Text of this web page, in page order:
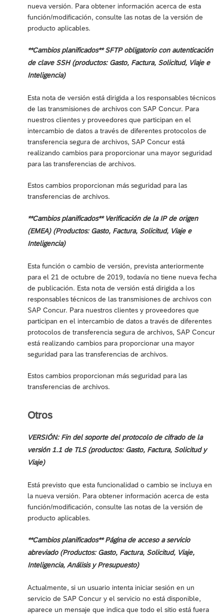
nueva versión. Para obtener información acerca de esta
función/modificación, consulte las notas de la versión de
producto aplicables.
**Cambios planificados** SFTP obligatorio con autenticación
de clave SSH (productos: Gasto, Factura, Solicitud, Viaje e
Inteligencia)
Esta nota de versión está dirigida a los responsables técnicos
de las transmisiones de archivos con SAP Concur. Para
nuestros clientes y proveedores que participan en el
intercambio de datos a través de diferentes protocolos de
transferencia segura de archivos, SAP Concur está
realizando cambios para proporcionar una mayor seguridad
para las transferencias de archivos.
Estos cambios proporcionan más seguridad para las
transferencias de archivos.
**Cambios planificados** Verificación de la IP de origen
(EMEA) (Productos: Gasto, Factura, Solicitud, Viaje e
Inteligencia)
Esta función o cambio de versión, prevista anteriormente
para el 21 de octubre de 2019, todavía no tiene nueva fecha
de publicación. Esta nota de versión está dirigida a los
responsables técnicos de las transmisiones de archivos con
SAP Concur. Para nuestros clientes y proveedores que
participan en el intercambio de datos a través de diferentes
protocolos de transferencia segura de archivos, SAP Concur
está realizando cambios para proporcionar una mayor
seguridad para las transferencias de archivos.
Estos cambios proporcionan más seguridad para las
transferencias de archivos.
Otros
VERSIÓN: Fin del soporte del protocolo de cifrado de la
versión 1.1 de TLS (productos: Gasto, Factura, Solicitud y
Viaje)
Está previsto que esta funcionalidad o cambio se incluya en
la nueva versión. Para obtener información acerca de esta
función/modificación, consulte las notas de la versión de
producto aplicables.
**Cambios planificados** Página de acceso a servicio
abreviado (Productos: Gasto, Factura, Solicitud, Viaje,
Inteligencia, Análisis y Presupuesto)
Actualmente, si un usuario intenta iniciar sesión en un
servicio de SAP Concur y el servicio no está disponible,
aparece un mensaje que indica que todo el sitio está fuera